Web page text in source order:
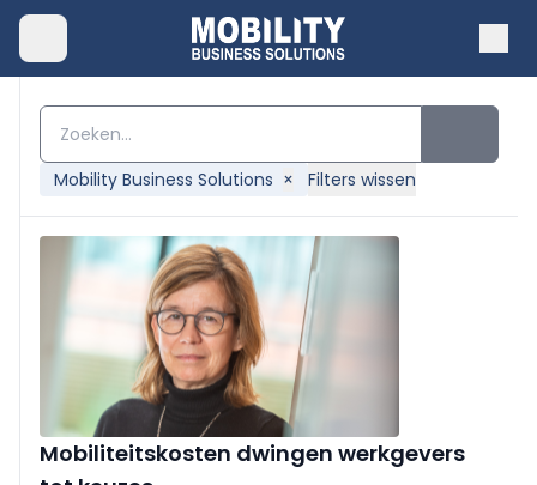
Mobility Business Solutions × Filters wissen
Mobiliteitskosten dwingen werkgevers